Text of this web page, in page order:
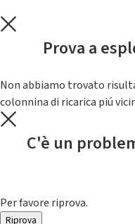
Prova a
Non abbiamo trovato
colonnina di ricarica piú
C'è un
Per favore riprova.
Riprova